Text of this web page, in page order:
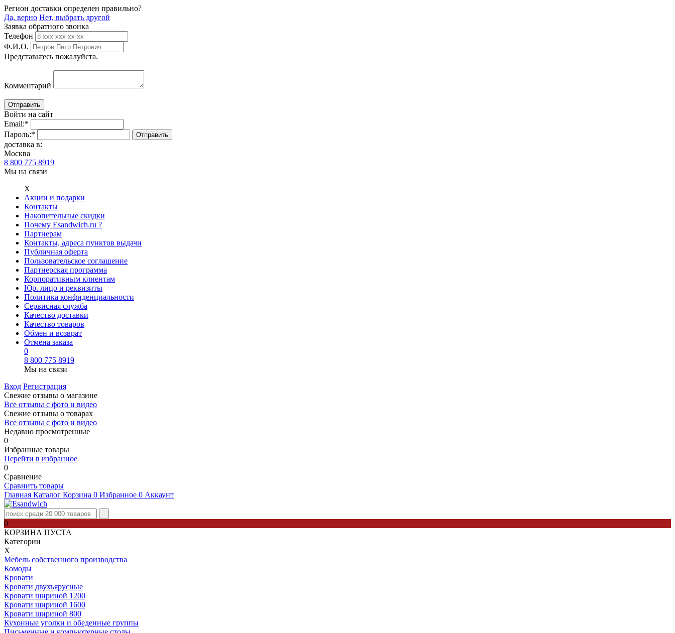
Регион доставки определен правильно?
Да, верно Нет, выбрать другой
Заявка обратного звонка
Телефон
Ф.И.О.
Представьтесь пожалуйста.
Комментарий
Войти на сайт
Email:*
Пароль:*
доставка в:
Москва
8 800 775 8919
Мы на связи
Х
Акции и подарки
Контакты
Накопительные скидки
Почему Esandwich.ru ?
Партнерам
Контакты, адреса пунктов выдачи
Публичная оферта
Пользовательское соглашение
Партнерская программа
Корпоративным клиентам
Юр. лицо и реквизиты
Политика конфиденциальности
Сервисная служба
Качество доставки
Качество товаров
Обмен и возврат
Отмена заказа
0
8 800 775 8919
Мы на связи
Вход Регистрация
Свежие отзывы о магазине
Все отзывы с фото и видео
Свежие отзывы о товарах
Все отзывы c фото и видео
Недавно просмотренные
0
Избранные товары
Перейти в избранное
0
Сравнение
Сравнить товары
Главная Каталог Корзина 0 Избранное 0 Аккаунт
0
КОРЗИНА ПУСТА
Категории
Х
Мебель собственного производства
Комоды
Кровати
Кровати двухъярусные
Кровати шириной 1200
Кровати шириной 1600
Кровати шириной 800
Кухонные уголки и обеденные группы